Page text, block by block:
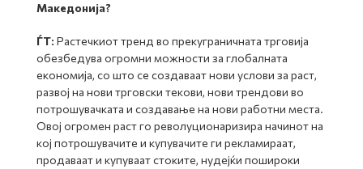
Македонија?
ЃТ: Растечкиот тренд во прекуграничната трговија
обезбедува огромни можности за глобалната
економија, со што се создаваат нови услови за раст,
развој на нови трговски текови, нови трендови во
потрошувачката и создавање на нови работни места.
Овој огромен раст го револуционаризира начинот на
кој потрошувачите и купувачите ги рекламираат,
продаваат и купуваат стоките, нудејќи пошироки